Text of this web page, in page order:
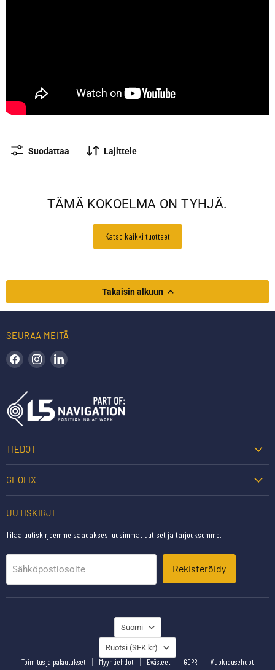
Suodattaa Lajittele
TÄMÄ KOKOELMA ON TYHJÄ.
Katso kaikki tuotteet
Takaisin alkuun
SEURAA MEITÄ
Löydä meidät Facebookista
Löydä meidät Instagramista
TIEDOT
GEOFIX
UUTISKIRJE
Tilaa uutiskirjeemme saadaksesi uusimmat uutiset ja tarjouksemme.
Sähköpostiosoite Rekisteröidy
KIELI
Suomi
MAA
Ruotsi (SEK kr)
Toimitus ja palautukset Myyntiehdot Evästeet GDPR Vuokrausehdot